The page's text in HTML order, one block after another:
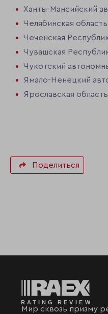
Ханты-Мансийский
Челябинская область
Чеченская
Чувашская
Чукотский
Ямало-Ненецкий
Ярославская область
Поделиться
Мир сквозь призму